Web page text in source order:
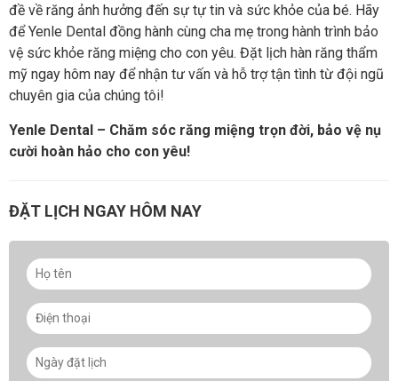
đề về răng ảnh hưởng đến sự tự tin và sức khỏe của bé. Hãy
để Yenle Dental đồng hành cùng cha mẹ trong hành trình bảo
vệ sức khỏe răng miệng cho con yêu. Đặt lịch hàn răng thẩm
mỹ ngay hôm nay để nhận tư vấn và hỗ trợ tận tình từ đội ngũ
chuyên gia của chúng tôi!
Yenle Dental – Chăm sóc răng miệng trọn đời, bảo vệ nụ
cười hoàn hảo cho con yêu!
ĐẶT LỊCH NGAY HÔM NAY